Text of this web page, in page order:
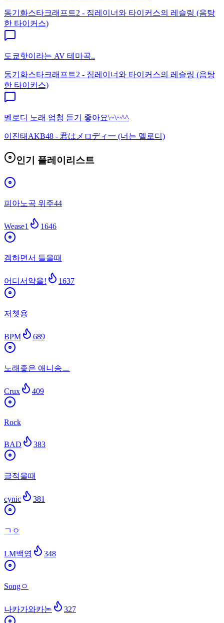
동기화스타크래프트2 - 짐레이너와 타이커스의 레슬링 (음탕
한 타이커스)
도쿄핫이라는 AV 테마곡..
동기화스타크래프트2 - 짐레이너와 타이커스의 레슬링 (음탕
한 타이커스)
멜로디 노래 엄청 듣기 좋아요\~\~^^
이진태 AKB48 - 君はメロディ一 (너는 멜로디)
인기 플레이리스트
피아노곡 위주44
Wease1 1646
겜하면서 들을때
어디서약을! 1637
저쳇용
BPM 689
노래좋은 애니송ㅡ
Crux 409
Rock
BAD 383
글적을때
cynic 381
ㄱㅇ
LM백영 348
Songㅇ
나카가와카논 327